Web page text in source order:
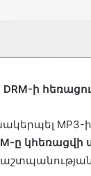
ի
ը կհեռացվի